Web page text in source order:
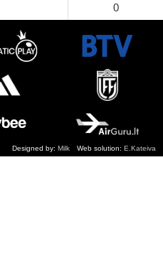
0
Web solution: E.Kateiva
Designed by: Milk